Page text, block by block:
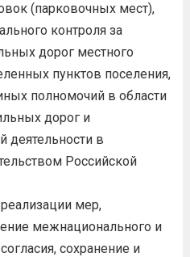
(парковочных мест),
контроля за
дорог местного
пунктов поселения,
полномочий в области
дорог и
деятельности в
Российской
мер,
межнационального и
сохранение и